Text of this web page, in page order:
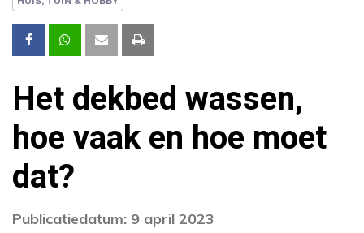
Het dekbed wassen,
hoe vaak en hoe moet
dat?
Publicatiedatum: 9 april 2023